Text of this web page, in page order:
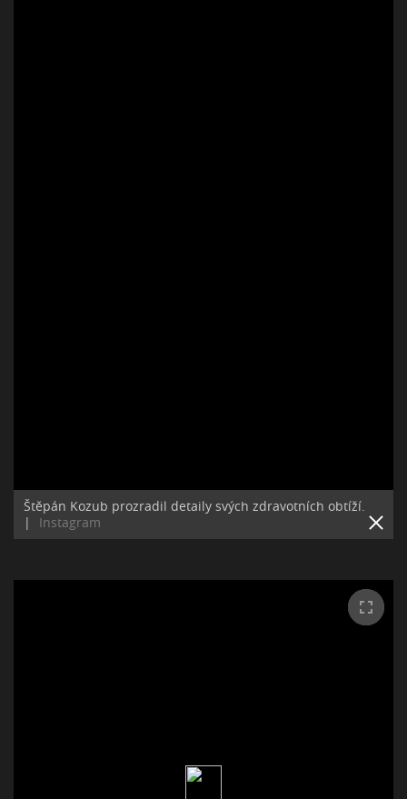
Štěpán Kozub prozradil detaily svých zdravotních obtíží.
|
Instagram